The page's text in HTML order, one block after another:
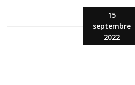
15
septembre
2022